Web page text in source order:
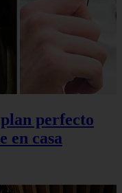
perfecto
en casa